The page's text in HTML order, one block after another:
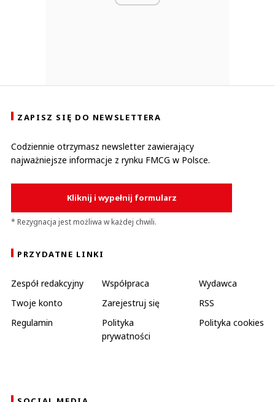
ZAPISZ SIĘ DO NEWSLETTERA
Codziennie otrzymasz newsletter zawierający
najważniejsze informacje z rynku FMCG w Polsce.
Kliknij i wypełnij formularz
* Rezygnacja jest możliwa w każdej chwili.
PRZYDATNE LINKI
Zespół redakcyjny Współpraca
Wydawca
Twoje konto
Zarejestruj się
RSS
Regulamin
Polityka
prywatności
Polityka cookies